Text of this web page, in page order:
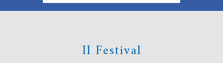
Il Festival